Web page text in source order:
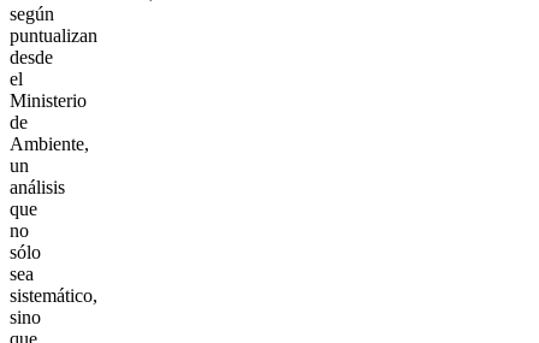
según
puntualizan
desde
el
Ministerio
de
Ambiente,
un
análisis
que
no
sólo
sea
sistemático,
sino